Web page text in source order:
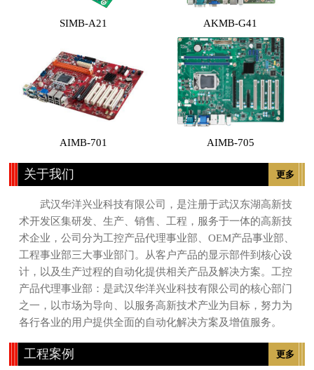
SIMB-A21 AKMB-G41
AIMB-701 AIMB-705
更多
关于我们
武汉华洋兴业科技有限公司，是注册于武汉东湖高新技
术开发区集研发、生产、销售、工程，服务于一体的高新技
术企业，公司分为工控产品代理事业部、OEM产品事业部、
工程事业部三大事业部门。从客户产品的显示部件到核心设
计，以及生产过程的自动化提供相关产品及解决方案。工控
产品代理事业部：是武汉华洋兴业科技有限公司的核心部门
之一，以市场为导向、以服务高新技术产业为目标，努力为
各行各业的用户提供全面的自动化解决方案及增值服务。
更多
工程案例